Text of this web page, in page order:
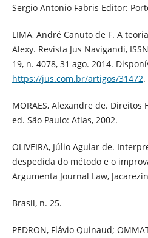
Sergio Antonio Fabris Editor:
LIMA, André Canuto de F. A
Alexy. Revista Jus Navigandi,
19, n. 4078, 31 ago. 2014.
https://jus.com.br/artigos/31472.
MORAES, Alexandre de.
ed. São Paulo: Atlas, 2002.
OLIVEIRA, Júlio Aguiar de.
despedida do método e o
Argumenta Journal Law,
Brasil, n. 25.
PEDRON, Flávio Quinaud;